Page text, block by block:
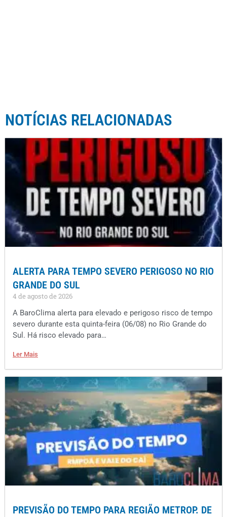
NOTÍCIAS RELACIONADAS
ALERTA PARA TEMPO SEVERO PERIGOSO NO RIO
GRANDE DO SUL
4 de agosto de 2026
A BaroClima alerta para elevado e perigoso risco de tempo
severo durante esta quinta-feira (06/08) no Rio Grande do
Sul. Há risco elevado para…
Ler Mais
PREVISÃO DO TEMPO PARA REGIÃO METROP. DE